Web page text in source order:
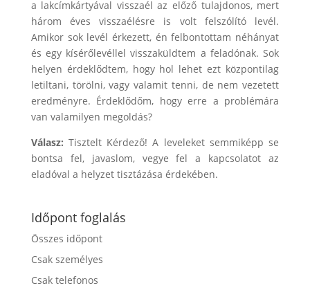
a lakcímkártyával visszaél az előző tulajdonos, mert
három éves visszaélésre is volt felszólító levél.
Amikor sok levél érkezett, én felbontottam néhányat
és egy kísérőlevéllel visszaküldtem a feladónak. Sok
helyen érdeklődtem, hogy hol lehet ezt központilag
letiltani, törölni, vagy valamit tenni, de nem vezetett
eredményre. Érdeklődőm, hogy erre a problémára
van valamilyen megoldás?
Válasz: Tisztelt Kérdező! A leveleket semmiképp se
bontsa fel, javaslom, vegye fel a kapcsolatot az
eladóval a helyzet tisztázása érdekében.
Időpont foglalás
Összes időpont
Csak személyes
Csak telefonos